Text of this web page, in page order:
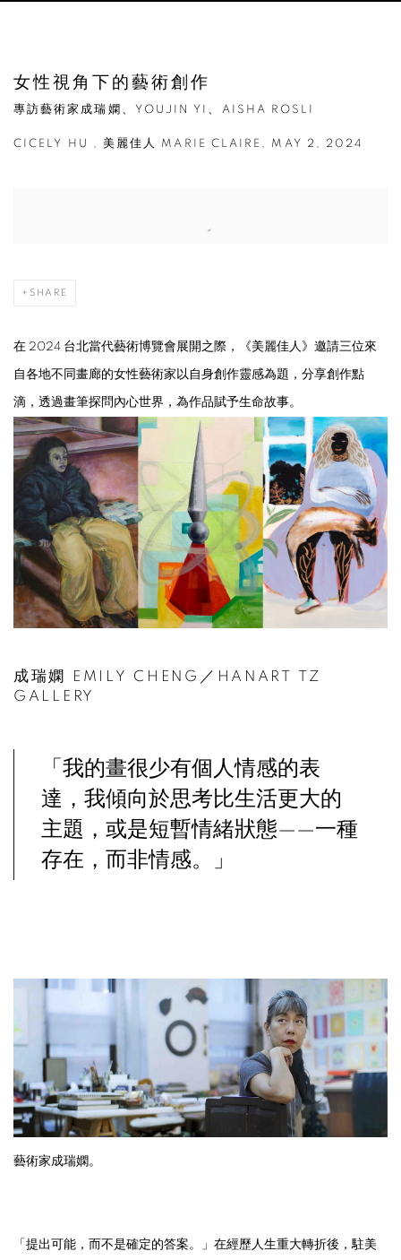
女性視角下的藝術創作
專訪藝術家成瑞嫻、YOUJIN YI、AISHA ROSLI
CICELY HU , 美麗佳人 MARIE CLAIRE, MAY 2, 2024
SHARE
在 2024 台北當代藝術博覽會展開之際，《美麗佳人》邀請三位來
自各地不同畫廊的女性藝術家以自身創作靈感為題，分享創作點
滴，透過畫筆探問內心世界，為作品賦予生命故事。
成瑞嫻 EMILY CHENG／HANART TZ
GALLERY
「我的畫很少有個人情感的表
達，我傾向於思考比生活更大的
主題，或是短暫情緒狀態——一種
存在，而非情感。」
藝術家成瑞嫻。
「提出可能，而不是確定的答案。」在經歷人生重大轉折後，駐美